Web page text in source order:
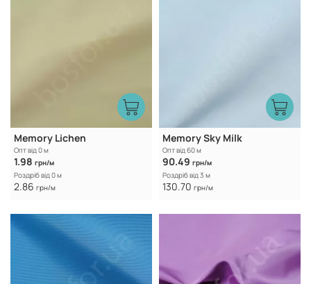
Memory Lichen
Опт від 0 м
1.98 грн/м
Роздріб від 0 м
2.86 грн/м
Memory Sky Milk
Опт від 60 м
90.49 грн/м
Роздріб від 3 м
130.70 грн/м